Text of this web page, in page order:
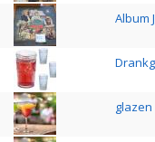
Album
glazen